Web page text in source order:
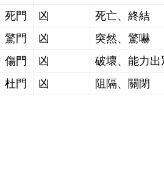
死門
凶 死亡、終結
驚門
凶 突然、驚嚇
傷門
凶 破壞、能力出
杜門
凶 阻隔、關閉